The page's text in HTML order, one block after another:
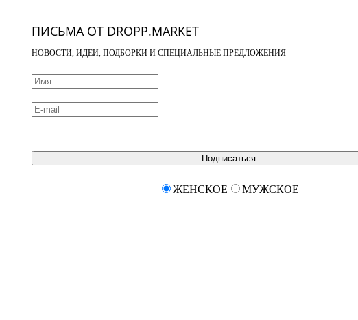
ПИСЬМА ОТ DROPP.MARKET
НОВОСТИ, ИДЕИ, ПОДБОРКИ И СПЕЦИАЛЬНЫЕ ПРЕДЛОЖЕНИЯ
Подписаться
ЖЕНСКОЕ МУЖСКОЕ